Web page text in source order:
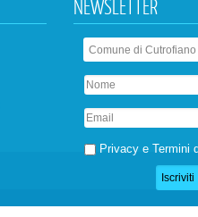
NEWSLETTER
Privacy e Termini